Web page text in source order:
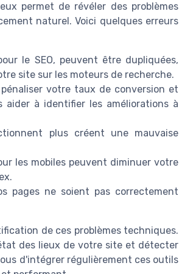
permet de révéler des problèmes
naturel. Voici quelques erreurs
le SEO, peuvent être dupliquées,
site sur les moteurs de recherche.
votre taux de conversion et
aider à identifier les améliorations à
plus créent une mauvaise
les mobiles peuvent diminuer votre
pages ne soient pas correctement
de ces problèmes techniques.
des lieux de votre site et détecter
d'intégrer régulièrement ces outils